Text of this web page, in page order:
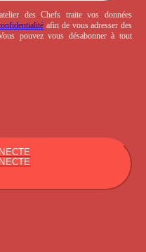
des Chefs traite vos données
afin de vous adresser des
pouvez vous désabonner à tout